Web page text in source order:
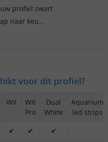
profiel zwart
naar keu...
voor dit profiel?
Wit
Wit
Pro
Dual
White
Aquarium
led strips
✔ ✔ ✔